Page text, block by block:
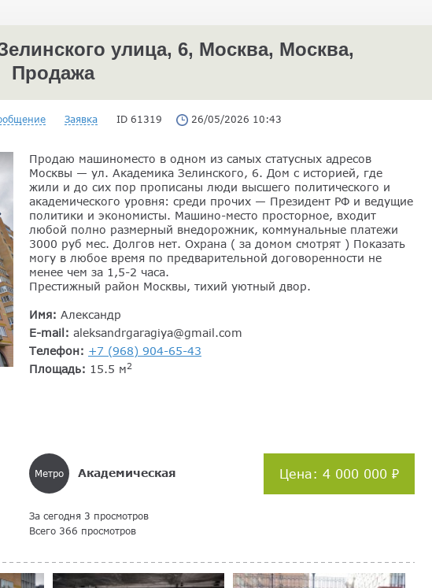
улица, 6, Москва, Москва,
Продажа
Заявка ID 61319 26/05/2026 10:43
Продаю машиноместо в одном из самых статусных адресов
Москвы — ул. Академика Зелинского, 6. Дом с историей, где
жили и до сих пор прописаны люди высшего политического и
академического уровня: среди прочих — Президент РФ и ведущие
политики и экономисты. Машино-место просторное, входит
любой полно размерный внедорожник, коммунальные платежи
3000 руб мес. Долгов нет. Охрана ( за домом смотрят ) Показать
могу в любое время по предварительной договоренности не
менее чем за 1,5-2 часа.
Престижный район Москвы, тихий уютный двор.
Имя: Александр
E-mail: aleksandrgaragiya@gmail.com
Телефон: +7 (968) 904-65-43
Площадь: 15.5 м2
Метро Академическая Цена: 4 000 000 ₽
За сегодня 3 просмотров
Всего 366 просмотров